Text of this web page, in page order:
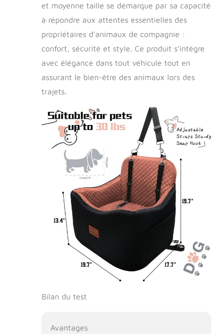
et moyenne taille se démarque par sa capacité
à répondre aux attentes essentielles des
propriétaires d’animaux de compagnie :
confort, sécurité et style. Ce produit s’intègre
avec élégance dans tout véhicule tout en
assurant le bien-être des animaux lors des
trajets.
Bilan du test
Avantages